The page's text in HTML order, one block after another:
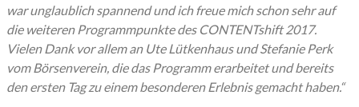
war unglaublich spannend und ich freue mich schon sehr auf
die weiteren Programmpunkte des CONTENTshift 2017.
Vielen Dank vor allem an Ute Lütkenhaus und Stefanie Perk
vom Börsenverein, die das Programm erarbeitet und bereits
den ersten Tag zu einem besonderen Erlebnis gemacht haben.“